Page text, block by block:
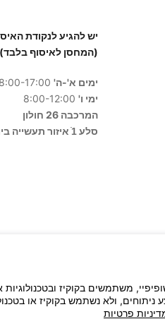
משתמשים בקוקיז
ניתוחים, ולא נשתמש בקוקיז או
פרטיות
(המחסן לאיסוף בלבד)
ימים א'-ה'
ימי ו'
המרכבה 26 חולון
סלע 1ֿ איזור תעשייה בית שמש